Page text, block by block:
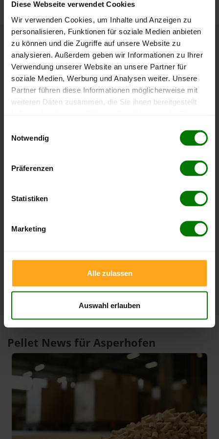
Diese Webseite verwendet Cookies
Wir verwenden Cookies, um Inhalte und Anzeigen zu
personalisieren, Funktionen für soziale Medien anbieten
zu können und die Zugriffe auf unsere Website zu
analysieren. Außerdem geben wir Informationen zu Ihrer
Verwendung unserer Website an unsere Partner für
soziale Medien, Werbung und Analysen weiter. Unsere
Partner führen diese Informationen möglicherweise mit
weiteren Daten zusammen, die Sie ihnen bereitgestellt
Notwendig
Präferenzen
Statistiken
Marketing
Alle zulassen
Auswahl erlauben
Höchst- und Tiefststände der
Pelletspreise in Asperhofen
Die Tabelle zeigt dieHöchst- und Tiefststände der
Pelletspreise für lose Holzpellets. Das dazugehörige
Tiefststand
394,99 €
3 Monate 386,99 €
1 Jahr 420,00 € 301,00 €
Pellet News für Asperhofen